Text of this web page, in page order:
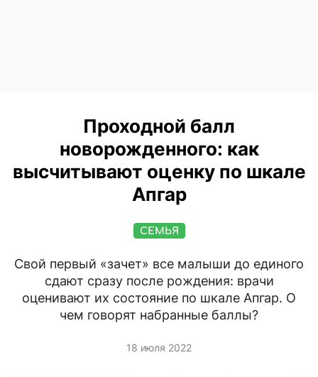
Проходной балл
новорожденного: как
высчитывают оценку по шкале
Апгар
СЕМЬЯ
Cвой первый «зачет» все малыши до единого
сдают сразу после рождения: врачи
оценивают их состояние по шкале Апгар. О
чем говорят набранные баллы?
18 июля 2022